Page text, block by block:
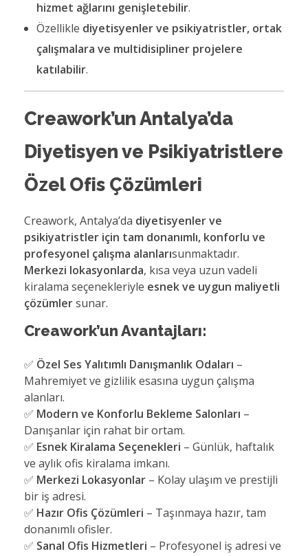
hizmet ağlarını genişletebilir.
Özellikle diyetisyenler ve psikiyatristler, ortak
çalışmalara ve multidisipliner projelere
katılabilir.
Creawork’un Antalya’da
Diyetisyen ve Psikiyatristlere
Özel Ofis Çözümleri
Creawork, Antalya’da diyetisyenler ve
psikiyatristler için tam donanımlı, konforlu ve
profesyonel çalışma alanlarısunmaktadır.
Merkezi lokasyonlarda, kısa veya uzun vadeli
kiralama seçenekleriyle esnek ve uygun maliyetli
çözümlersunar.
Creawork’un Avantajları:
✅ Özel Ses Yalıtımlı Danışmanlık Odaları –
Mahremiyet ve gizlilik esasına uygun çalışma
alanları.
✅ Modern ve Konforlu Bekleme Salonları –
Danışanlar için rahat bir ortam.
✅ Esnek Kiralama Seçenekleri – Günlük, haftalık
ve aylık ofis kiralama imkanı.
✅ Merkezi Lokasyonlar – Kolay ulaşım ve prestijli
bir iş adresi.
✅ Hazır Ofis Çözümleri – Taşınmaya hazır, tam
donanımlı ofisler.
✅ Sanal Ofis Hizmetleri – Profesyonel iş adresi ve